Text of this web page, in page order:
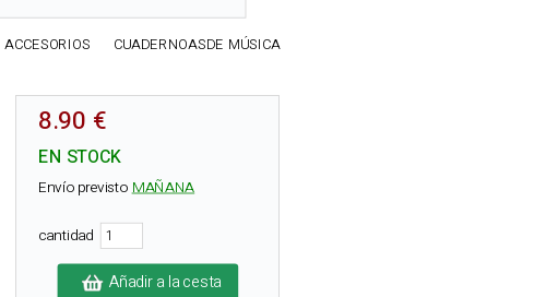
ACCESORIOS CUADERNOASDE MÚSICA
8.90 €
EN STOCK
Envío previstoMAÑANA
cantidad
Añadir a la cesta